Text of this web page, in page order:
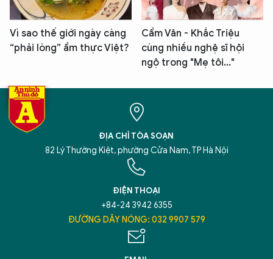
Vì sao thế giới ngày càng
“phải lòng” ẩm thực Việt?
Cẩm Vân - Khắc Triệu
cùng nhiều nghệ sĩ hội
ngộ trong "Mẹ tôi..."
ĐỊA CHỈ TÒA SOẠN
82 Lý Thường Kiệt, phường Cửa Nam, TP Hà Nội
ĐIỆN THOẠI
+84-24 3942 6355
ĐƯỜNG DÂY NÓNG: 032 9907 579